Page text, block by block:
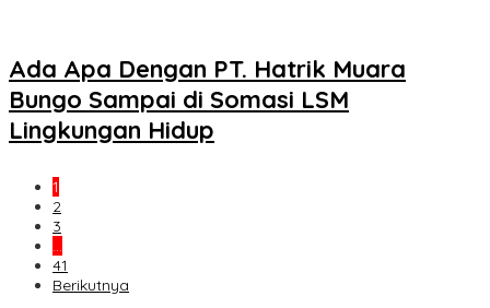
Ada Apa Dengan PT. Hatrik Muara
Bungo Sampai di Somasi LSM
Lingkungan Hidup
1
2
3
…
41
Berikutnya